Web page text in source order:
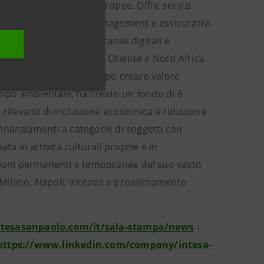
profittevoli banche europee. Offre servizi
risparmio, asset management e assicurativi.
attraverso i suoi canali digitali e
in Est Europa, Medio Oriente e Nord Africa.
al mondo. Per il Gruppo creare valore
ambientale, ha creato un fondo di 6
di inclusione economica e riduzione
a categorie di soggetti con
in attività culturali proprie e in
permanenti e temporanee del suo vasto
Napoli, Vicenza e prossimamente
it/sala-stampa/news |
www.linkedin.com/company/intesa-